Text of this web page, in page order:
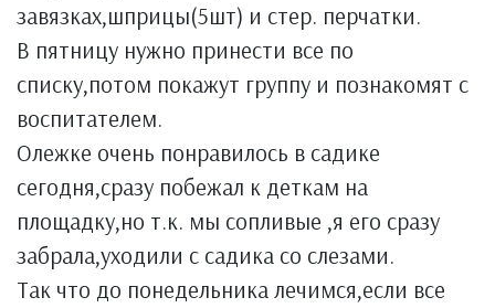
завязках,шприцы(5шт) и стер. перчатки.
В пятницу нужно принести все по
списку,потом покажут группу и познакомят с
воспитателем.
Олежке очень понравилось в садике
сегодня,сразу побежал к деткам на
площадку,но т.к. мы сопливые ,я его сразу
забрала,уходили с садика со слезами.
Так что до понедельника лечимся,если все